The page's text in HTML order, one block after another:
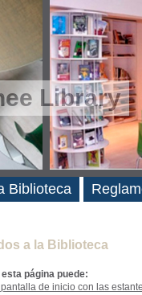
Library
a la Biblioteca
página puede:
de inicio con las
Biblioteca